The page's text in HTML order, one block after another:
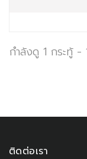
กำลังดู 1 กระทู้ -
ติดต่อเรา